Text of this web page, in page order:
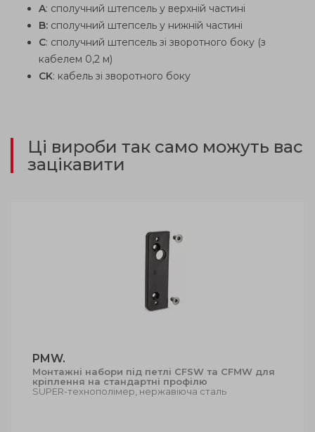
A: сполучний штепсель у верхній частині
B: сполучний штепсель у нижній частині
C: сполучний штепсель зі зворотного боку (з
кабелем 0,2 м)
CK: кабель зі зворотного боку
Ці вироби так само можуть вас
зацікавити
PMW.
Монтажні набори під петлі CFSW та CFMW для
кріплення на стандартні профілю
SUPER-технополімер, нержавіюча сталь